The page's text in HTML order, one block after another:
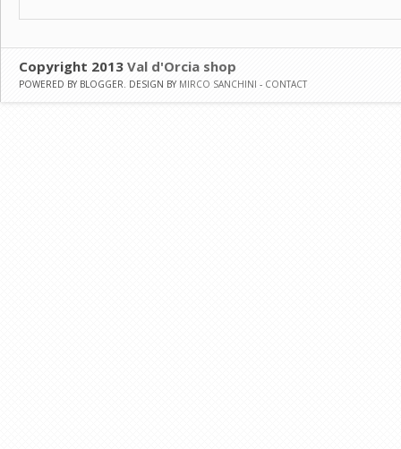
Copyright 2013 Val d'Orcia shop
POWERED BY BLOGGER. DESIGN BY MIRCO SANCHINI - CONTACT